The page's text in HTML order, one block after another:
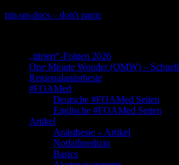
Skip
pin-up-docs – don't panic
„titriert“-Folgen 2026
One Minute Wonder (OMW) –
Regionalanästhesie
#FOAMed
Deutsche #FOAMed Seiten
Englische #FOAMed Seiten
Artikel
Anästhesie – Artikel
Notfallmedizin
Basics